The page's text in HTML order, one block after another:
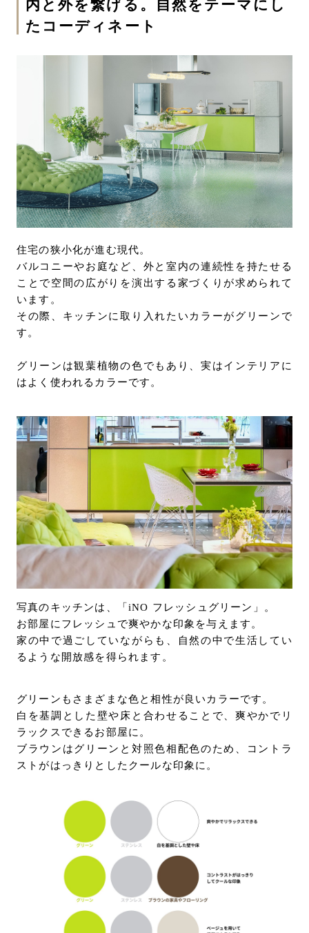
内と外を繋げる。自然をテーマにし
たコーディネート
住宅の狭小化が進む現代。
バルコニーやお庭など、外と室内の連続性を持たせる
ことで空間の広がりを演出する家づくりが求められて
います。
その際、キッチンに取り入れたいカラーがグリーンで
す。
グリーンは観葉植物の色でもあり、実はインテリアに
はよく使われるカラーです。
写真のキッチンは、「iNO フレッシュグリーン」。
お部屋にフレッシュで爽やかな印象を与えます。
家の中で過ごしていながらも、自然の中で生活してい
るような開放感を得られます。
グリーンもさまざまな色と相性が良いカラーです。
白を基調とした壁や床と合わせることで、爽やかでリ
ラックスできるお部屋に。
ブラウンはグリーンと対照色相配色のため、コントラ
ストがはっきりとしたクールな印象に。